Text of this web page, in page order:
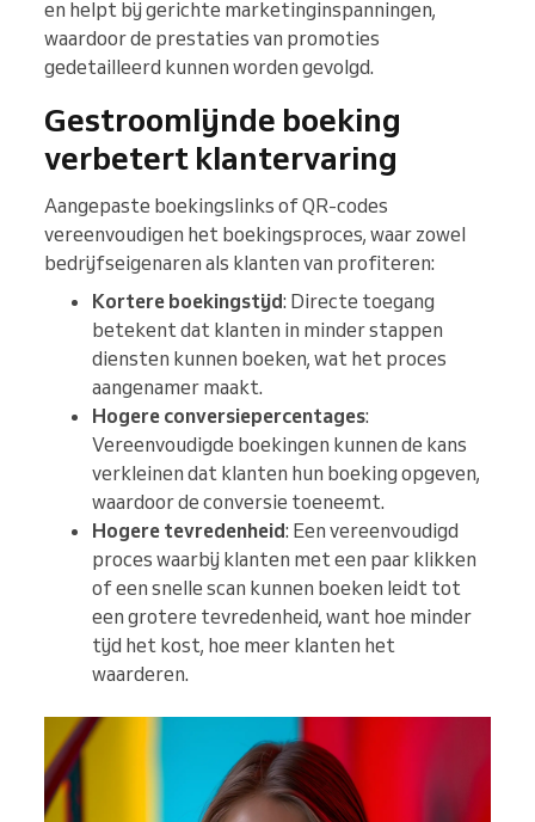
en helpt bij gerichte marketinginspanningen,
waardoor de prestaties van promoties
gedetailleerd kunnen worden gevolgd.
Gestroomlijnde boeking
verbetert klantervaring
Aangepaste boekingslinks of QR-codes
vereenvoudigen het boekingsproces, waar zowel
bedrijfseigenaren als klanten van profiteren:
Kortere boekingstijd: Directe toegang
betekent dat klanten in minder stappen
diensten kunnen boeken, wat het proces
aangenamer maakt.
Hogere conversiepercentages:
Vereenvoudigde boekingen kunnen de kans
verkleinen dat klanten hun boeking opgeven,
waardoor de conversie toeneemt.
Hogere tevredenheid: Een vereenvoudigd
proces waarbij klanten met een paar klikken
of een snelle scan kunnen boeken leidt tot
een grotere tevredenheid, want hoe minder
tijd het kost, hoe meer klanten het
waarderen.